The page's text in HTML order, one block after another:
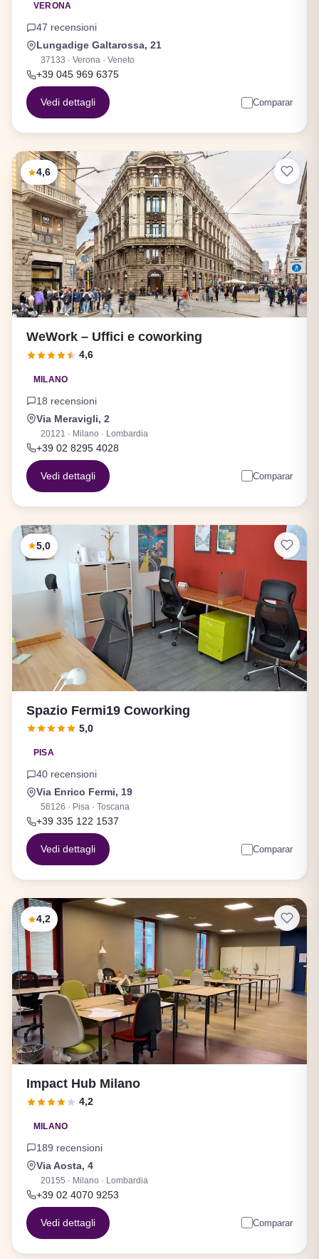
VERONA
47 recensioni
Lungadige Galtarossa, 21
37133 · Verona · Veneto
+39 045 969 6375
Vedi dettagli Comparar
4,6
WeWork – Uffici e coworking
4,6
MILANO
18 recensioni
Via Meravigli, 2
20121 · Milano · Lombardia
+39 02 8295 4028
Vedi dettagli Comparar
5,0
Spazio Fermi19 Coworking
5,0
PISA
40 recensioni
Via Enrico Fermi, 19
56126 · Pisa · Toscana
+39 335 122 1537
Vedi dettagli Comparar
4,2
Impact Hub Milano
4,2
MILANO
189 recensioni
Via Aosta, 4
20155 · Milano · Lombardia
+39 02 4070 9253
Vedi dettagli Comparar